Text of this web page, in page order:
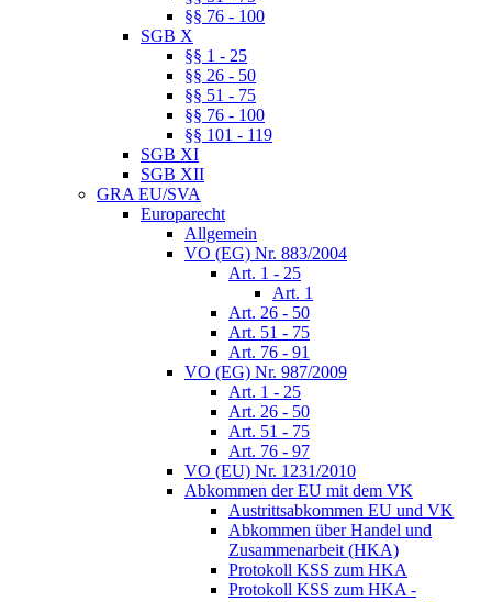
§§ 76 - 100
SGB X
§§ 1 - 25
§§ 26 - 50
§§ 51 - 75
§§ 76 - 100
§§ 101 - 119
SGB XI
SGB XII
GRA EU/SVA
Europarecht
Allgemein
VO (EG) Nr. 883/2004
Art. 1 - 25
Art. 1
Art. 26 - 50
Art. 51 - 75
Art. 76 - 91
VO (EG) Nr. 987/2009
Art. 1 - 25
Art. 26 - 50
Art. 51 - 75
Art. 76 - 97
VO (EU) Nr. 1231/2010
Abkommen der EU mit dem VK
Austrittsabkommen EU und VK
Abkommen über Handel und
Zusammenarbeit (HKA)
Protokoll KSS zum HKA
Protokoll KSS zum HKA -